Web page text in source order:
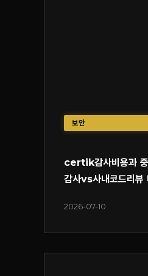
보안
certik감사비용과
감사vs사내코드리뷰
2026-07-10